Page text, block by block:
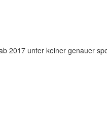
2017 unter keiner genauer